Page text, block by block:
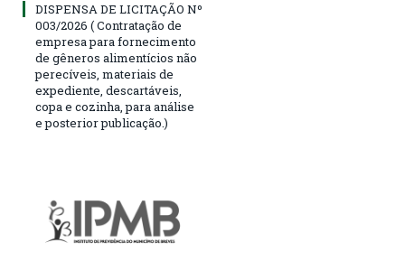
DISPENSA DE LICITAÇÃO Nº
003/2026 ( Contratação de
empresa para fornecimento
de gêneros alimentícios não
perecíveis, materiais de
expediente, descartáveis,
copa e cozinha, para análise
e posterior publicação.)